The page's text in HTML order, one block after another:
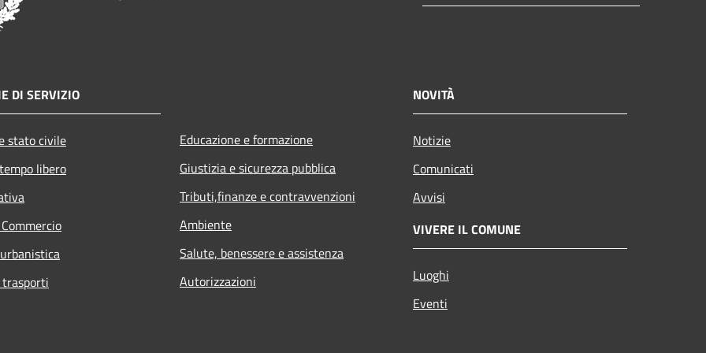
DI SERVIZIO
stato civile
libero
Educazione e formazione
Giustizia e sicurezza pubblica
Tributi,finanze e contravvenzioni
Ambiente
Salute, benessere e assistenza
Autorizzazioni
NOVITÀ
Notizie
Comunicati
Avvisi
VIVERE IL COMUNE
Luoghi
Eventi